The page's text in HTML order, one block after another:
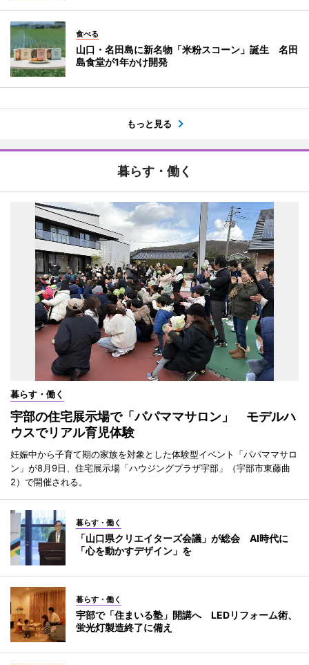
食べる
山口・名田島に新名物「米粉スコーン」誕生 名田
島食堂が1年かけ開発
もっと見る
暮らす・働く
暮らす・働く
宇部の住宅展示場で「パパママサロン」 モデルハ
ウスでリアル育児体験
妊娠中から子育て期の家族を対象とした体験型イベント「パパママサロ
ン」が8月9日、住宅展示場「ハウジングプラザ宇部」（宇部市東藤曲
2）で開催される。
暮らす・働く
「山口県クリエイターズ会議」が総会 AI時代に
「心を動かすデザイン」を
暮らす・働く
宇部で「住まいる塾」開講へ LEDリフォーム術、
蛍光灯製造終了に備え